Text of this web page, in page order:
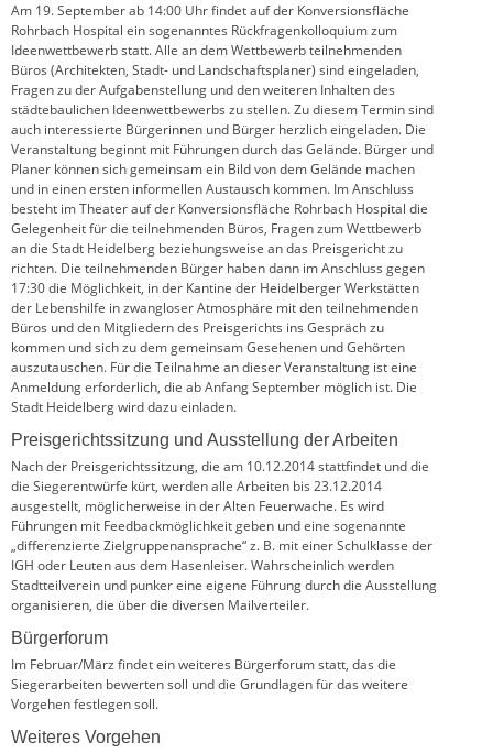
Am 19. September ab 14:00 Uhr findet auf der Konversionsfläche
Rohrbach Hospital ein sogenanntes Rückfragenkolloquium zum
Ideenwettbewerb statt. Alle an dem Wettbewerb teilnehmenden
Büros (Architekten, Stadt- und Landschaftsplaner) sind eingeladen,
Fragen zu der Aufgabenstellung und den weiteren Inhalten des
städtebaulichen Ideenwettbewerbs zu stellen. Zu diesem Termin sind
auch interessierte Bürgerinnen und Bürger herzlich eingeladen. Die
Veranstaltung beginnt mit Führungen durch das Gelände. Bürger und
Planer können sich gemeinsam ein Bild von dem Gelände machen
und in einen ersten informellen Austausch kommen. Im Anschluss
besteht im Theater auf der Konversionsfläche Rohrbach Hospital die
Gelegenheit für die teilnehmenden Büros, Fragen zum Wettbewerb
an die Stadt Heidelberg beziehungsweise an das Preisgericht zu
richten. Die teilnehmenden Bürger haben dann im Anschluss gegen
17:30 die Möglichkeit, in der Kantine der Heidelberger Werkstätten
der Lebenshilfe in zwangloser Atmosphäre mit den teilnehmenden
Büros und den Mitgliedern des Preisgerichts ins Gespräch zu
kommen und sich zu dem gemeinsam Gesehenen und Gehörten
auszutauschen. Für die Teilnahme an dieser Veranstaltung ist eine
Anmeldung erforderlich, die ab Anfang September möglich ist. Die
Stadt Heidelberg wird dazu einladen.
Preisgerichtssitzung und Ausstellung der Arbeiten
Nach der Preisgerichtssitzung, die am 10.12.2014 stattfindet und die
die Siegerentwürfe kürt, werden alle Arbeiten bis 23.12.2014
ausgestellt, möglicherweise in der Alten Feuerwache. Es wird
Führungen mit Feedbackmöglichkeit geben und eine sogenannte
„differenzierte Zielgruppenansprache“ z. B. mit einer Schulklasse der
IGH oder Leuten aus dem Hasenleiser. Wahrscheinlich werden
Stadtteilverein und punker eine eigene Führung durch die Ausstellung
organisieren, die über die diversen Mailverteiler.
Bürgerforum
Im Februar/März findet ein weiteres Bürgerforum statt, das die
Siegerarbeiten bewerten soll und die Grundlagen für das weitere
Vorgehen festlegen soll.
Weiteres Vorgehen